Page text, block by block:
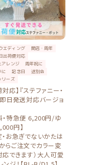
エディング
開店・周年
出荷便対応
アレンジ
周年祝に
に
記念日
送別会
リーズ
応】『ステファニー・
即日発送対応バージョ
・特急便 6,200円/ゆ
円】
・お急ぎでないかたは
らご注文でカラー変
応できます）大人可愛